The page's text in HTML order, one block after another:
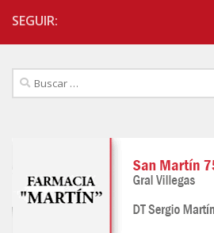
SEGUIR:
Buscar: